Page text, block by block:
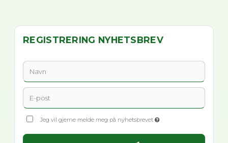
REGISTRERING NYHETSBREV
Jeg vil gjerne melde meg på nyhetsbrevet